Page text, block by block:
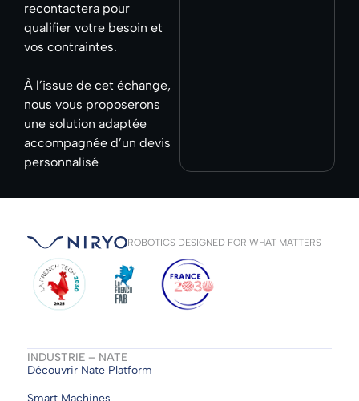
recontactera pour
qualifier votre besoin et
vos contraintes.
À l’issue de cet échange,
nous vous proposerons
une solution adaptée
accompagnée d’un devis
personnalisé
ROBOTICS DESIGNED FOR WHAT MATTERS
INDUSTRIE – NATE
Découvrir Nate Platform